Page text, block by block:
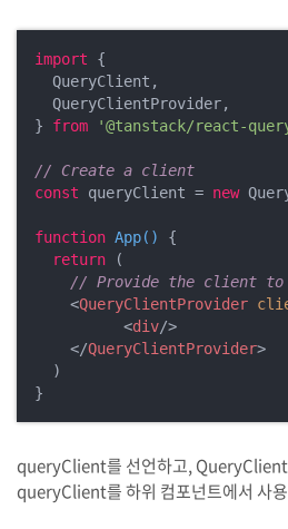
import {
  QueryClient,
  QueryClientProvider,
} from '@tanstack/react-
// Create a client
const queryClient = new
function App( ) {
return (
// Provide the client to
<QueryClientProvider
<div/>
</QueryClientProvider>
  )
}
queryClient를 선언하고,
queryClient를 하위 컴포넌트에서 사